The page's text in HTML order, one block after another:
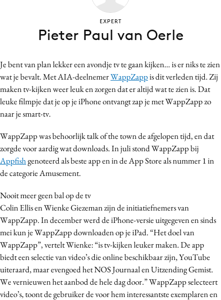
Craft
Customer Experience
Data & Insights
Design
Diversiteit
Effectiviteit
Gedragsverandering
Interne communicatie
Martech
Media
Merkstrategie
PR
Programmatic
Purpose Marketing
Je bent van plan lekker een avondje tv te gaan kijken… is er niks te zien
wat je bevalt. Met AIA-deelnemerWappZappis dit verleden tijd. Zij
maken tv-kijken weer leuk en zorgen dat er altijd wat te zien is. Dat
leuke filmpje dat je op je iPhone ontvangt zap je met WappZapp zo
naar je smart-tv.
WappZapp was behoorlijk talk of the town de afgelopen tijd, en dat
zorgde voor aardig wat downloads. In juli stond WappZapp bij
Appfishgenoteerd als beste app en in de App Store als nummer 1 in
de categorie Amusement.
Nooit meer geen bal op de tv
Colin Ellis en Wienke Giezeman zijn de initiatiefnemers van
WappZapp. In december werd de iPhone-versie uitgegeven en sinds
mei kun je WappZapp downloaden op je iPad. “Het doel van
WappZapp”, vertelt Wienke: “is tv-kijken leuker maken. De app
biedt een selectie van video’s die online beschikbaar zijn, YouTube
uiteraard, maar evengoed het NOS Journaal en Uitzending Gemist.
We vernieuwen het aanbod de hele dag door.” WappZapp selecteert
video’s, toont de gebruiker de voor hem interessantste exemplaren en
EXPERT
Pieter Paul van Oerle